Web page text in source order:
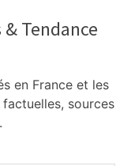
Tendance
en France et les
sources